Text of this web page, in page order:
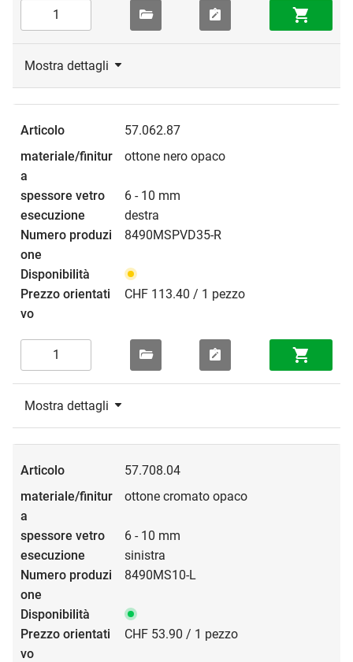
Mostra dettagli
57.062.87
ottone nero opaco
6 - 10 mm
destra
8490MSPVD35-R
CHF 113.40 / 1 pezzo
Mostra dettagli
57.708.04
ottone cromato opaco
6 - 10 mm
sinistra
8490MS10-L
CHF 53.90 / 1 pezzo